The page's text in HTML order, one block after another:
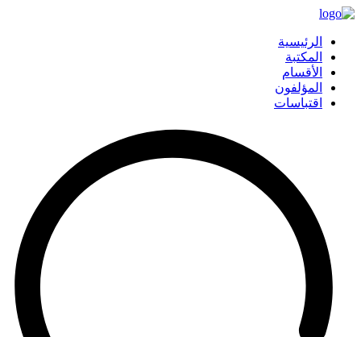
الرئيسية
المكتبة
الأقسام
المؤلفون
اقتباسات